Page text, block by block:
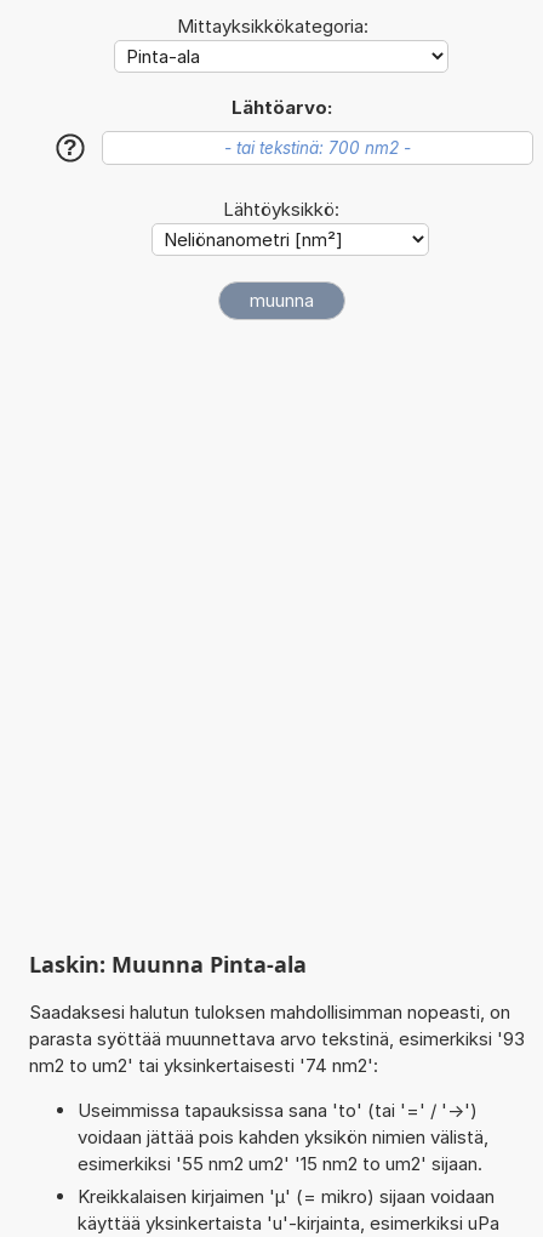
Mittayksikkökategoria:
Lähtöarvo:
?
Lähtöyksikkö:
Laskin: Muunna Pinta-ala
Saadaksesi halutun tuloksen mahdollisimman nopeasti, on
parasta syöttää muunnettava arvo tekstinä, esimerkiksi '93
nm2 to um2' tai yksinkertaisesti '74 nm2':
Useimmissa tapauksissa sana 'to' (tai '=' / '->')
voidaan jättää pois kahden yksikön nimien välistä,
esimerkiksi '55 nm2 um2' '15 nm2 to um2' sijaan.
Kreikkalaisen kirjaimen 'µ' (= mikro) sijaan voidaan
käyttää yksinkertaista 'u'-kirjainta, esimerkiksi uPa